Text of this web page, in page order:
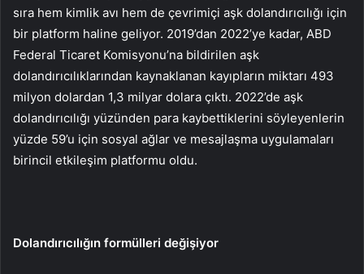
sıra hem kimlik avı hem de çevrimiçi aşk dolandırıcılığı için
bir platform haline geliyor. 2019’dan 2022’ye kadar, ABD
Federal Ticaret Komisyonu’na bildirilen aşk
dolandırıcılıklarından kaynaklanan kayıpların miktarı 493
milyon dolardan 1,3 milyar dolara çıktı. 2022’de aşk
dolandırıcılığı yüzünden para kaybettiklerini söyleyenlerin
yüzde 59’u için sosyal ağlar ve mesajlaşma uygulamaları
birincil etkileşim platformu oldu.
Dolandırıcılığın formülleri değişiyor